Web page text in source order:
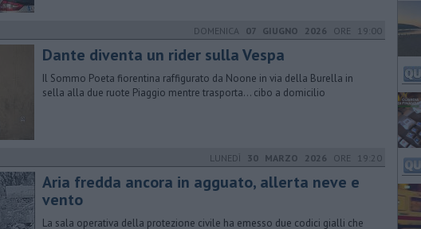
DOMENICA 07 GIUGNO 2026 ORE 19:00
Dante diventa un rider sulla Vespa
Il Sommo Poeta fiorentina raffigurato da Noone in via della Burella in
sella alla due ruote Piaggio mentre trasporta... cibo a domicilio
LUNEDÌ 30 MARZO 2026 ORE 19:20
Aria fredda ancora in agguato, allerta neve e
vento
La sala operativa della protezione civile ha emesso due codici gialli che